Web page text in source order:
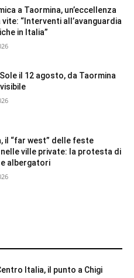
a Taormina, un’eccellenza
vite: “Interventi all’avanguardia
in Italia”
il 12 agosto, da Taormina
il “far west” delle feste
ville private: la protesta di
albergatori
Italia, il punto a Chigi